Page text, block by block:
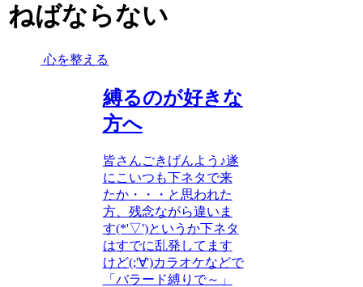
ねばならない
心を整える
縛るのが好きな
方へ
皆さんごきげんよう♪遂
にこいつも下ネタで来
たか・・・と思われた
方、残念ながら違いま
す(*'▽')というか下ネタ
はすでに乱発してます
けど(;'∀')カラオケなどで
「バラード縛りで～」